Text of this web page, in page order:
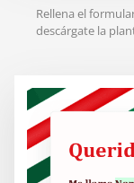
Rellena el
descárgate la